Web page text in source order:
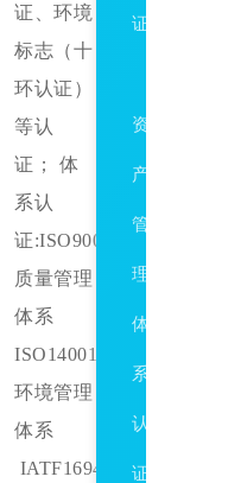
证、环境
标志（十
环认证）
等认
证； 体
系认
证:ISO9001
质量管理
体系
ISO14001
环境管理
体系
IATF16949
证
资
产
管
理
体
系
认
证